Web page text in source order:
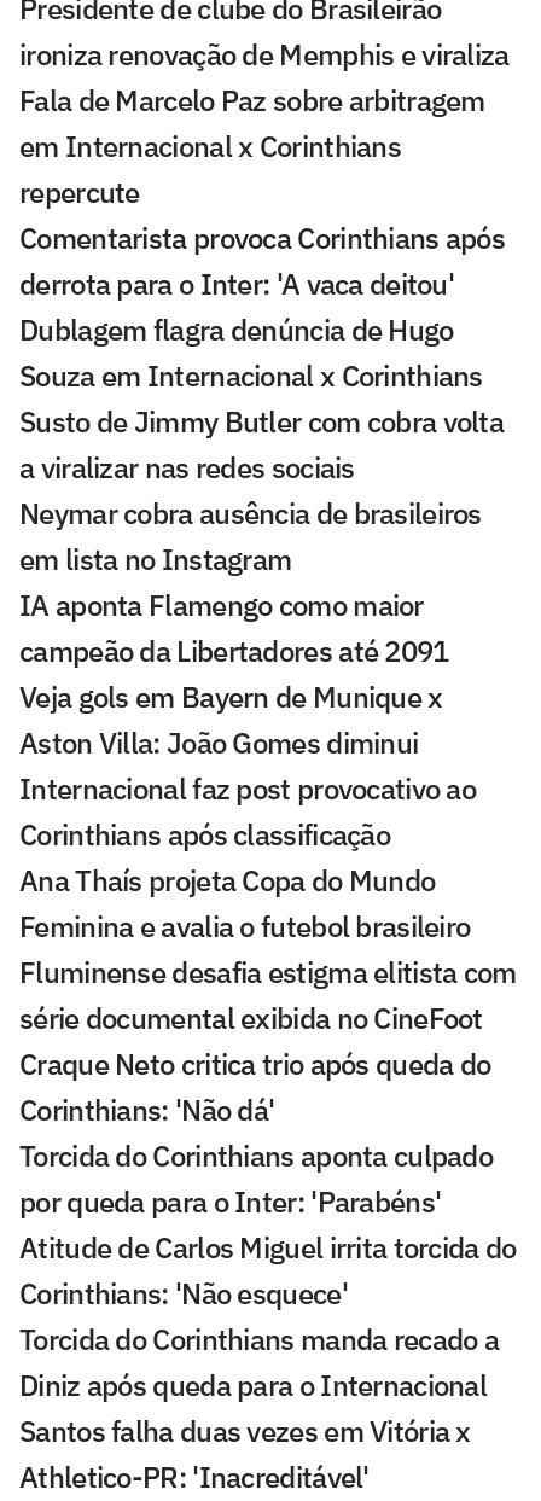
Presidente de clube do Brasileirão
ironiza renovação de Memphis e viraliza
Fala de Marcelo Paz sobre arbitragem
em Internacional x Corinthians
repercute
Comentarista provoca Corinthians após
derrota para o Inter: 'A vaca deitou'
Dublagem flagra denúncia de Hugo
Souza em Internacional x Corinthians
Susto de Jimmy Butler com cobra volta
a viralizar nas redes sociais
Neymar cobra ausência de brasileiros
em lista no Instagram
IA aponta Flamengo como maior
campeão da Libertadores até 2091
Veja gols em Bayern de Munique x
Aston Villa: João Gomes diminui
Internacional faz post provocativo ao
Corinthians após classificação
Ana Thaís projeta Copa do Mundo
Feminina e avalia o futebol brasileiro
Fluminense desafia estigma elitista com
série documental exibida no CineFoot
Craque Neto critica trio após queda do
Corinthians: 'Não dá'
Torcida do Corinthians aponta culpado
por queda para o Inter: 'Parabéns'
Atitude de Carlos Miguel irrita torcida do
Corinthians: 'Não esquece'
Torcida do Corinthians manda recado a
Diniz após queda para o Internacional
Santos falha duas vezes em Vitória x
Athletico-PR: 'Inacreditável'